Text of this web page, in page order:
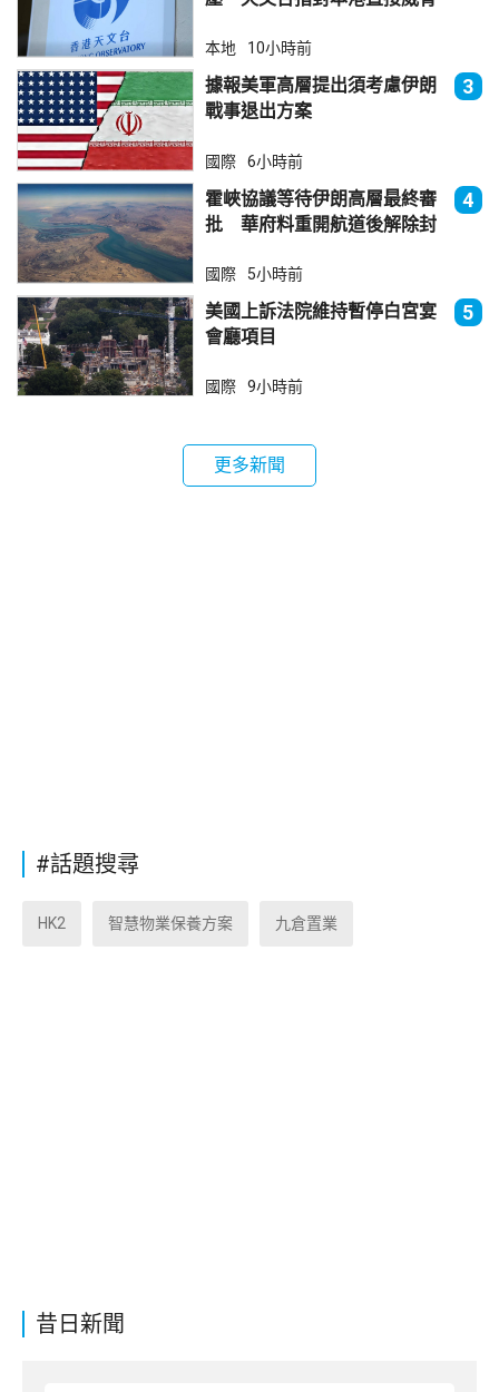
昔日新聞
本地 10小時前
據報美軍高層提出須考慮伊朗
戰事退出方案
3
國際 6小時前
霍峽協議等待伊朗高層最終審
批 華府料重開航道後解除封
4
國際 5小時前
美國上訴法院維持暫停白宮宴
會廳項目
5
國際 9小時前
更多新聞
#話題搜尋
HK2 智慧物業保養方案 九倉置業